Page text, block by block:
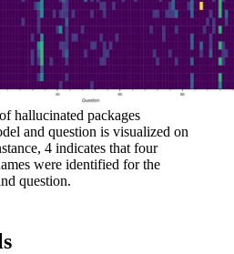
hallucinated packages
and question is visualized on
4 indicates that four
were identified for the
question.